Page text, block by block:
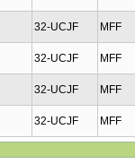
32-UCJF MFF
32-UCJF MFF
32-UCJF MFF
32-UCJF MFF